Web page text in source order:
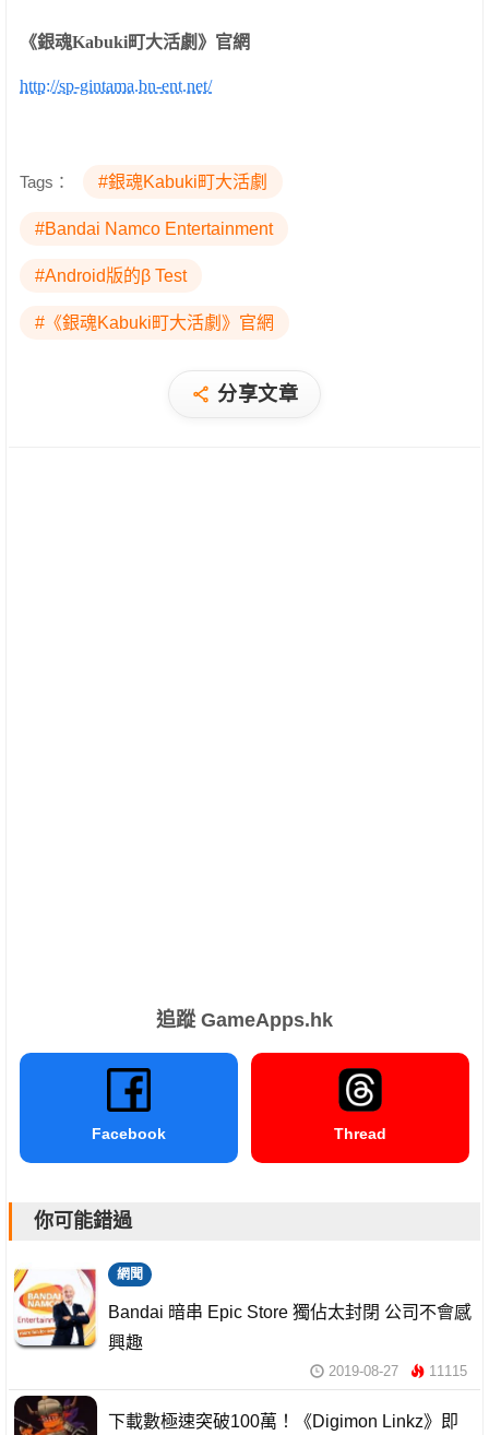
《銀魂Kabuki町大活劇 》官網
http://sp-gintama.bn-ent.net/
Tags： #銀魂Kabuki町大活劇
#Bandai Namco Entertainment
#Android版的β Test
#《銀魂Kabuki町大活劇》官網
分享文章
追蹤 GameApps.hk
Facebook Thread
你可能錯過
網聞
Bandai 暗串 Epic Store 獨佔太封閉 公司不會感
興趣
2019-08-27 11115
下載數極速突破100萬！《Digimon Linkz》即